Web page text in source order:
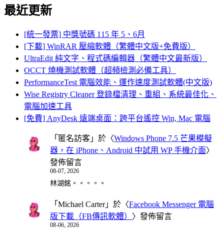
最近更新
[統一發票] 中獎號碼 115 年 5、6月
[下載] WinRAR 壓縮軟體（繁體中文版+免費版）
UltraEdit 純文字、程式碼編輯器（繁體中文最新版）
OCCT 燒機測試軟體（超頻檢測必備工具）
PerformanceTest 電腦效能、運作速度測試軟體(中文版)
Wise Registry Cleaner 登錄檔清理、重組、系統最佳化、
電腦加速工具
[免費] AnyDesk 遠端桌面：跨平台遙控 Win, Mac 電腦
「 匿名訪客 」於〈Windows Phone 7.5 芒果模擬
器，在 iPhone、Android 中試用 WP 手機介面〉
發佈留言
08-07, 2026
林湖銘。。。。。
「 Michael Carter」於〈Facebook Messenger 電腦
版下載（FB傳訊軟體） 〉發佈留言
08-06, 2026